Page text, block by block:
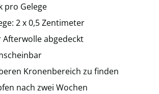
pro Gelege
2 x 0,5 Zentimeter
abgedeckt
Kronenbereich zu finden
nach zwei Wochen